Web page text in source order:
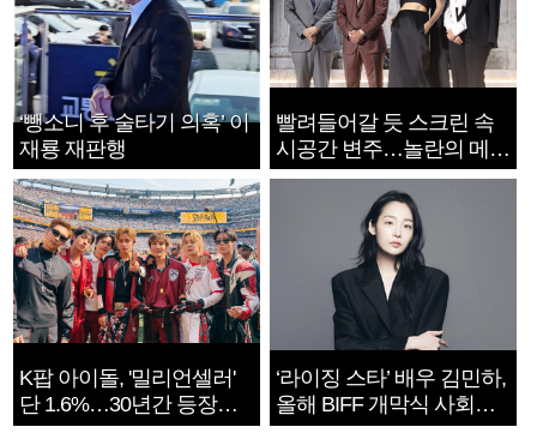
‘뺑소니 후 술타기 의혹’ 이
재룡 재판행
빨려들어갈 듯 스크린 속
시공간 변주…놀란의 메시
지는 ‘전쟁 속죄’
K팝 아이돌, '밀리언셀러'
단 1.6%…30년간 등장
1182개팀 전수조사
‘라이징 스타’ 배우 김민하,
올해 BIFF 개막식 사회자
확정